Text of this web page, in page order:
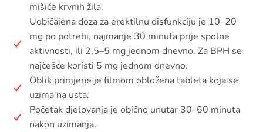
mišiće krvnih žila.
Uobičajena doza za erektilnu disfunkciju je 10–20
mg po potrebi, najmanje 30 minuta prije spolne
aktivnosti, ili 2,5–5 mg jednom dnevno. Za BPH se
najčešće koristi 5 mg jednom dnevno.
Oblik primjene je filmom obložena tableta koja se
uzima na usta.
Početak djelovanja je obično unutar 30–60 minuta
nakon uzimanja.